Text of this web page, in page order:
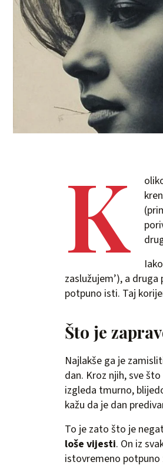
K
zaslužujem’), a
potpuno isti. Taj
Što je
Najlakše ga je
dan. Kroz njih, sve
izgleda tmurno,
kažu da je dan
To je zato što je
loše vijesti. On iz
istovremeno potpuno